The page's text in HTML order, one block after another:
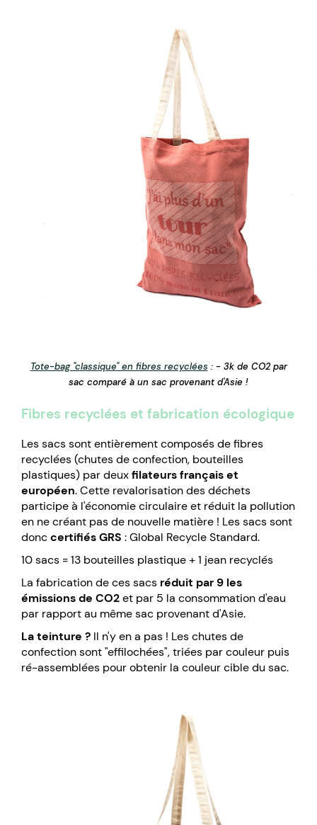
Tote-bag "classique" en fibres recyclées : - 3k de CO2 par
sac comparé à un sac provenant d'Asie !
Fibres recyclées et fabrication écologique
Les sacs sont entièrement composés de fibres
recyclées (chutes de confection, bouteilles
plastiques) par deuxfilateurs français et
européen. Cette revalorisation des déchets
participe à l'économie circulaire et réduit la pollution
en ne créant pas de nouvelle matière ! Les sacs sont
donccertifiés GRS : Global Recycle Standard.
10 sacs = 13 bouteilles plastique + 1 jean recyclés
La fabrication de ces sacs réduit par 9 les
émissions de CO2et par 5 la consommation d'eau
par rapport au même sac provenant d'Asie.
La teinture ? Il n'y en a pas ! Les chutes de
confection sont "effilochées", triées par couleur puis
ré-assemblées pour obtenir la couleur cible du sac.